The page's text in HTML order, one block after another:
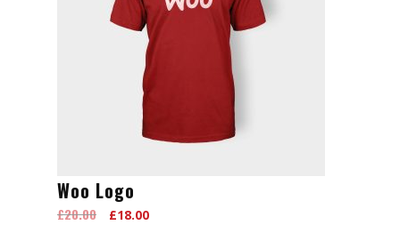
Woo Logo
£20.00
Original
£18.00Current